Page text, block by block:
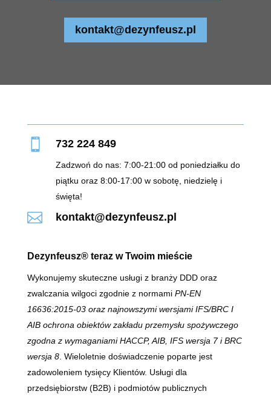
kontakt@dezynfeusz.pl
 732 224 849
Zadzwoń do nas: 7:00-21:00 od poniedziałku do
piątku oraz 8:00-17:00 w sobotę, niedzielę i
święta!
 kontakt@dezynfeusz.pl
Dezynfeusz® teraz w Twoim mieście
Wykonujemy skuteczne usługi z branży DDD oraz
zwalczania wilgoci zgodnie z normami PN-EN
16636:2015-03 oraz najnowszymi wersjami IFS/BRC I
AIB ochrona obiektów zakładu przemysłu spożywczego
zgodna z wymaganiami HACCP, AIB, IFS wersja 7 i BRC
wersja 8. Wieloletnie doświadczenie poparte jest
zadowoleniem tysięcy Klientów. Usługi dla
przedsiębiorstw (B2B) i podmiotów publicznych